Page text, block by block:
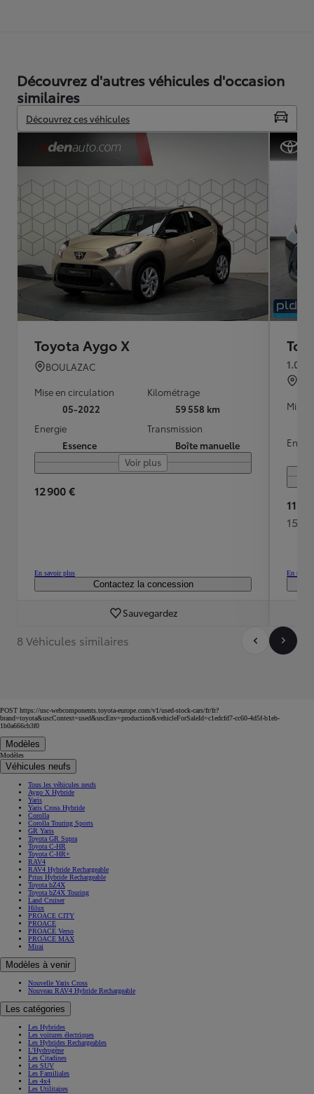
Découvrez d'autres véhicules d'occasion
similaires
Découvrez ces véhicules
Toyota Aygo X
BOULAZAC
Mise en circulation
05-2022
Kilométrage
59 558 km
Energie
Essence
Transmission
Boîte manuelle
Voir plus
12 900 €
En savoir plus
Contactez la concession
Sauvegardez
1.0
Mise
11
154
En
8 Véhicules similaires
POST https://usc-webcomponents.toyota-europe.com/v1/used-stock-cars/fr/fr?
brand=toyota&uscContext=used&uscEnv=production&vehicleForSaleId=c1edcfd7-cc60-4d5f-b1eb-
1b0a666cb3f0
Modèles
Modèles
Véhicules neufs
Tous les véhicules neufs
Aygo X Hybride
Yaris
Yaris Cross Hybride
Corolla
Corolla Touring Sports
GR Yaris
Toyota GR Supra
Toyota C-HR
Toyota C-HR+
RAV4
RAV4 Hybride Rechargeable
Prius Hybride Rechargeable
Toyota bZ4X
Toyota bZ4X Touring
Land Cruiser
Hilux
PROACE CITY
PROACE
PROACE Verso
PROACE MAX
Mirai
Modèles à venir
Nouvelle Yaris Cross
Nouveau RAV4 Hybride Rechargeable
Les catégories
Les Hybrides
Les voitures électriques
Les Hybrides Rechargeables
L'Hydrogène
Les Citadines
Les SUV
Les Familiales
Les 4x4
Les Utilitaires